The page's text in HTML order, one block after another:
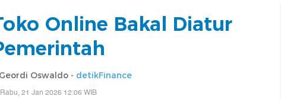
Online Bakal Diatur
Oswaldo - detikFinance
Rabu, 21 Jan 2026 12:06 WIB